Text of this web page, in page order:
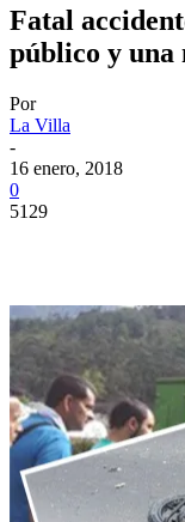
Fatal
público y una
Por
La Villa
-
16 enero, 2018
0
5129